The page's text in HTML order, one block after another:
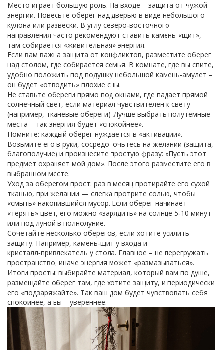
Место играет большую роль. На входе – защита от чужой
энергии. Повесьте оберег над дверью в виде небольшого
кулона или развески. В углу северо‑восточного
направления часто рекомендуют ставить камень-«щит»,
там собирается «живительная» энергия.
Если вам важна защита от конфликтов, разместите оберег
над столом, где собирается семья. В комнате, где вы спите,
удобно положить под подушку небольшой камень‑амулет –
он будет «отводить» плохие сны.
Не ставьте обереги прямо под окнами, где падает прямой
солнечный свет, если материал чувствителен к свету
(например, тканевые обереги). Лучше выбрать полутёмные
места – так энергия будет «спокойнее».
Помните: каждый оберег нуждается в «активации».
Возьмите его в руки, сосредоточьтесь на желании (защита,
благополучие) и произнесите простую фразу: «Пусть этот
предмет охраняет мой дом». После этого разместите его в
выбранном месте.
Уход за оберегом прост: раз в месяц протирайте его сухой
тканью, при желании — слегка протрите солью, чтобы
«смыть» накопившийся мусор. Если оберег начинает
«терять» цвет, его можно «зарядить» на солнце 5‑10 минут
или под луной в полнолуние.
Сочетайте несколько оберегов, если хотите усилить
защиту. Например, камень‑щит у входа и
кристалл‑привлекатель у стола. Главное – не перегружать
пространство, иначе энергия может «размазываться».
Итоги просты: выбирайте материал, который вам по душе,
размещайте оберег там, где хотите защиту, и периодически
его «подзаряжайте». Так ваш дом будет чувствовать себя
спокойнее, а вы – увереннее.